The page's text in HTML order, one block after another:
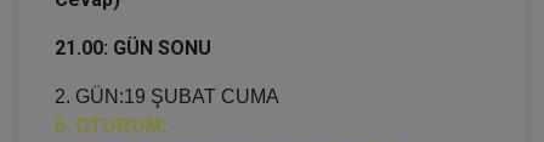
21.00: GÜN SONU
2. GÜN:19 ŞUBAT CUMA
6. OTURUM: